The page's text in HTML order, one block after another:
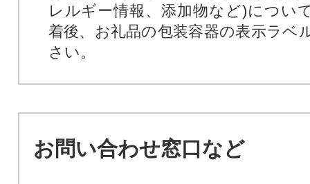
レルギー情報、添加物など)につい
着後、お礼品の包装容器の表示ラベ
さい。
お問い合わせ窓口など